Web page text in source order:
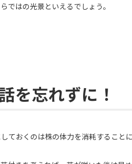
ではの光景といえるでしょう。
を忘れずに！
ておくのは株の体力を消耗することに